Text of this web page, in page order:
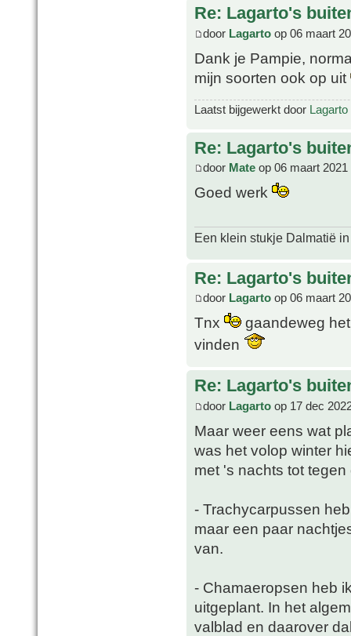
Re: Lagarto's
door Lagarto op 06 maart
Dank je Pampie,
mijn soorten ook op uit
Laatst bijgewerkt door Lagarto
Re: Lagarto's
door Mate op 06 maart 2021
Goed werk
Een klein stukje Dalmatië
Re: Lagarto's
door Lagarto op 06 maart
Tnx
gaandeweg
vinden
Re: Lagarto's
door Lagarto op 17 dec
Maar weer eens wat
was het volop winter
met 's nachts tot
- Trachycarpussen
maar een paar
van.
- Chamaeropsen heb
uitgeplant. In het
valblad en daarover